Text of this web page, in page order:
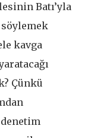
Batı’yla
söylemek
kavga
Çünkü